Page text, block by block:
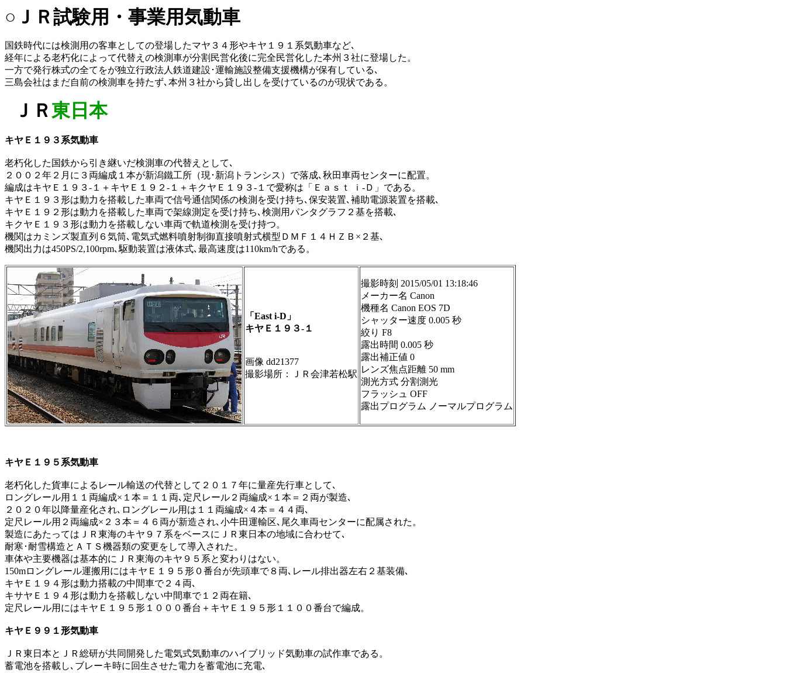
○ＪＲ試験用・事業用気動車
国鉄時代には検測用の客車としての登場したマヤ３４形やキヤ１９１系気動車など､
経年による老朽化によって代替えの検測車が分割民営化後に完全民営化した本州３社に登場した。
一方で発行株式の全てをが独立行政法人鉄道建設･運輸施設整備支援機構が保有している､
三島会社はまだ自前の検測車を持たず､本州３社から貸し出しを受けているのが現状である。
ＪＲ 東日本
キヤＥ１９３系気動車
老朽化した国鉄から引き継いだ検測車の代替えとして､
２００２年２月に３両編成１本が新潟鐵工所（現･新潟トランシス）で落成､秋田車両センターに配置。
編成はキヤＥ１９３-１＋キヤＥ１９２-１＋キクヤＥ１９３-１で愛称は「Ｅａｓｔ ｉ-Ｄ」である。
キヤＥ１９３形は動力を搭載した車両で信号通信関係の検測を受け持ち､保安装置､補助電源装置を搭載､
キヤＥ１９２形は動力を搭載した車両で架線測定を受け持ち､検測用パンタグラフ２基を搭載､
キクヤＥ１９３形は動力を搭載しない車両で軌道検測を受け持つ。
機関はカミンズ製直列６気筒､電気式燃料噴射制御直接噴射式横型ＤＭＦ１４ＨＺＢ×２基､
機関出力は450PS/2,100rpm､駆動装置は液体式､最高速度は110km/hである。
「East i-D」
キヤＥ１９３-１
画像 dd21377
撮影場所：ＪＲ会津若松駅
撮影時刻 2015/05/01 13:18:46
メーカー名 Canon
機種名 Canon EOS 7D
シャッター速度 0.005 秒
絞り F8
露出時間 0.005 秒
露出補正値 0
レンズ焦点距離 50 mm
測光方式 分割測光
フラッシュ OFF
露出プログラム ノーマルプログラム
キヤＥ１９５系気動車
老朽化した貨車によるレール輸送の代替として２０１７年に量産先行車として､
ロングレール用１１両編成×１本＝１１両､定尺レール２両編成×１本＝２両が製造､
２０２０年以降量産化され､ロングレール用は１１両編成×４本＝４４両､
定尺レール用２両編成×２３本＝４６両が新造され､小牛田運輸区､尾久車両センターに配属された。
製造にあたってはＪＲ東海のキヤ９７系をベースにＪＲ東日本の地域に合わせて､
耐寒･耐雪構造とＡＴＳ機器類の変更をして導入された。
車体や主要機器は基本的にＪＲ東海のキヤ９５系と変わりはない。
150mロングレール運搬用にはキヤＥ１９５形０番台が先頭車で８両､レール排出器左右２基装備､
キヤＥ１９４形は動力搭載の中間車で２４両､
キサヤＥ１９４形は動力を搭載しない中間車で１２両在籍､
定尺レール用にはキヤＥ１９５形１０００番台＋キヤＥ１９５形１１００番台で編成。
キヤＥ９９１形気動車
ＪＲ東日本とＪＲ総研が共同開発した電気式気動車のハイブリッド気動車の試作車である。
蓄電池を搭載し､ブレーキ時に回生させた電力を蓄電池に充電､